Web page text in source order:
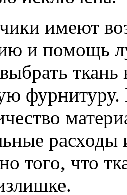
имеют
и помощь
фурнитуру.
расходы
того, что